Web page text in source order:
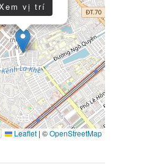
vị trí
Leaflet | ©OpenStreetMap